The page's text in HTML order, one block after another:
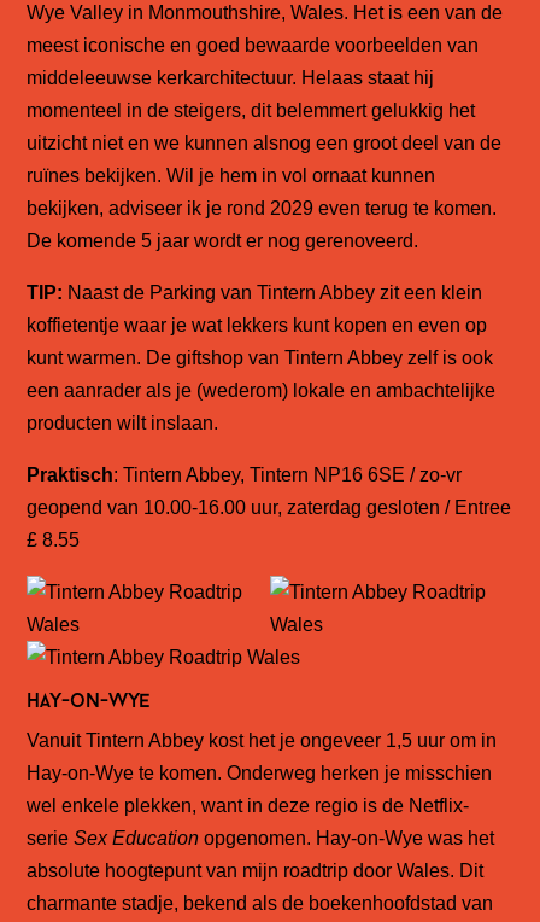
Wye Valley in Monmouthshire, Wales. Het is een van de
meest iconische en goed bewaarde voorbeelden van
middeleeuwse kerkarchitectuur. Helaas staat hij
momenteel in de steigers, dit belemmert gelukkig het
uitzicht niet en we kunnen alsnog een groot deel van de
ruïnes bekijken. Wil je hem in vol ornaat kunnen
bekijken, adviseer ik je rond 2029 even terug te komen.
De komende 5 jaar wordt er nog gerenoveerd.
TIP: Naast de Parking van Tintern Abbey zit een klein
koffietentje waar je wat lekkers kunt kopen en even op
kunt warmen. De giftshop van Tintern Abbey zelf is ook
een aanrader als je (wederom) lokale en ambachtelijke
producten wilt inslaan.
Praktisch: Tintern Abbey, Tintern NP16 6SE / zo-vr
geopend van 10.00-16.00 uur, zaterdag gesloten / Entree
£ 8.55
Hay-on-Wye
Vanuit Tintern Abbey kost het je ongeveer 1,5 uur om in
Hay-on-Wye te komen. Onderweg herken je misschien
wel enkele plekken, want in deze regio is de Netflix-
serieSex Education opgenomen. Hay-on-Wye was het
absolute hoogtepunt van mijn roadtrip door Wales. Dit
charmante stadje, bekend als de boekenhoofdstad van